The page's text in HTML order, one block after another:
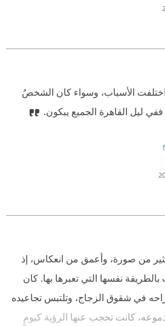
الأسباب، وسواء كان الشخصُ
ليل القاهرة الجميع يبكون.
من صورة، وأعمق من انعكاس، إذ
نفسها التي تعبرها بها. كان
في شقوق الزجاج، وتلتبس تجاعيده
كانت تحجب عنها الرؤية كيومٍ